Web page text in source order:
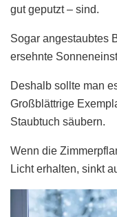
gut geputzt – sind.
Sogar angestaubtes
ersehnte
Deshalb sollte man
Großblättrige
Staubtuch säubern.
Wenn die
Licht erhalten, sinkt